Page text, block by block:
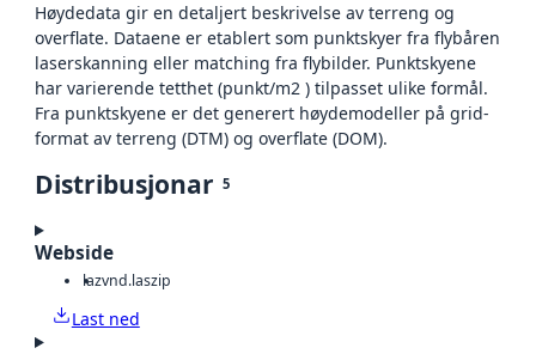
Høydedata gir en detaljert beskrivelse av terreng og
overflate. Dataene er etablert som punktskyer fra flybåren
laserskanning eller matching fra flybilder. Punktskyene
har varierende tetthet (punkt/m2 ) tilpasset ulike formål.
Fra punktskyene er det generert høydemodeller på grid-
format av terreng (DTM) og overflate (DOM).
Distribusjonar 5
Webside
lazvnd.laszip
Last ned